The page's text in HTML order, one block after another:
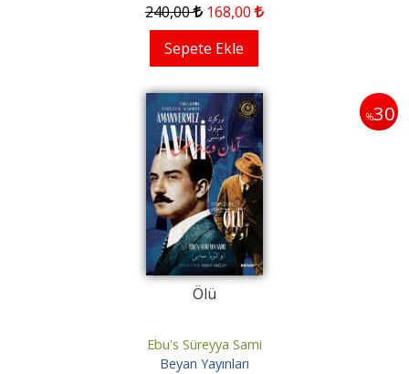
240,00 168,00
Sepete Ekle
%30
Ölü
Ebu's Süreyya Sami
Beyan Yayınları